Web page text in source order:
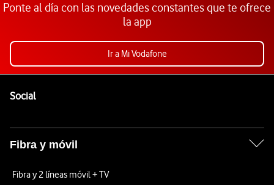
Ponte al día con las novedades constantes que te ofrece
la app
Ir a Mi Vodafone
SocialEnlaces a las redes sociales de Vodafone
Fibra y móvil
Fibra y 2 líneas móvil + TV